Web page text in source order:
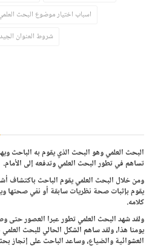
اسباب اختيار موضوع البحث
شروط العنوان الجيد
البحث العلمي وهو البحث الذي يقوم به الباحث
تساهم في تطور البحث العلمي وتدفعه إلى الأمام.
ومن خلال البحث العلمي يقوم الباحث باكتشاف
يقوم بإثبات صحة نظريات سابقة أو نفي صحتها
كلامه.
ولقد شهد البحث العلمي تطور عبرا العصور حتى
يومنا هذا، ولقد ساهم الشكل الحالي للبحث
العشوائية والضياع، وساعد الباحث على إنجاز